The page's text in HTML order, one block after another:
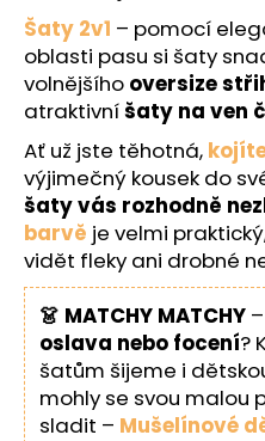
Šaty 2v1 – pomocí
oblasti pasu si šaty
volnějšího oversize
atraktivníšaty na ven
Ať už jste těhotná,
výjimečný kousek do
šaty vás rozhodně
barvě je velmi
vidět fleky ani drobné
👗 MATCHY MATCHY
oslava nebo focení?
šatům šijeme i
mohly se svou malou
sladit – Mušelínové